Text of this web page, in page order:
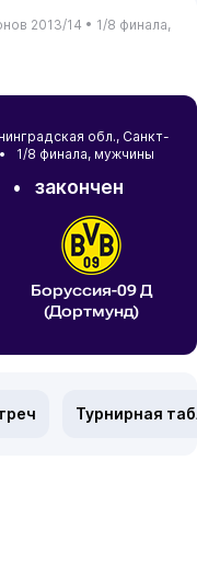
2013/14 • 1/8 финала,
обл., Санкт-
1/8 финала, мужчины
• закончен
Боруссия-09 Д
(Дортмунд)
Турнирная